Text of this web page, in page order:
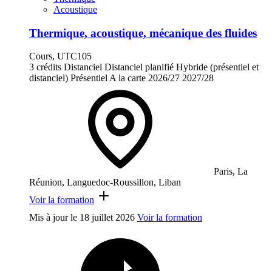
Acoustique
Thermique, acoustique, mécanique des fluides
Cours, UTC105
3 crédits Distanciel Distanciel planifié Hybride (présentiel et
distanciel) PrésentielA la carte 2026/27 2027/28
Paris, La
Réunion, Languedoc-Roussillon, Liban
Voir la formation
Mis à jour le 18 juillet 2026 Voir la formation